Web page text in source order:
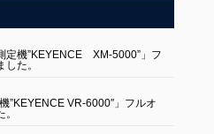
FOLLOW US:
定機”KEYENCE XM-5000”」フ
た。
”KEYENCE VR-6000″」フルオ